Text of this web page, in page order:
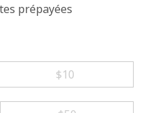
prépayées
⁦$10⁩